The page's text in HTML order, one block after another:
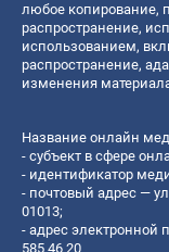
любое копирование,
распространение,
использованием,
распространение,
изменения
Название онлайн
- субъект в сфере
- идентификатор
- почтовый адрес —
01013;
- адрес электронной
585 46 20